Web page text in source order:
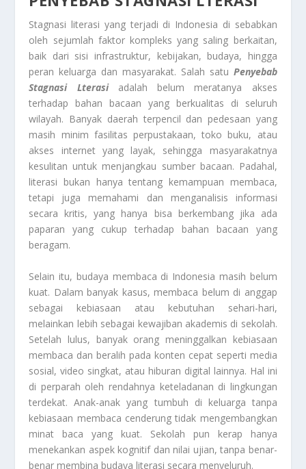
Stagnasi literasi yang terjadi di Indonesia di sebabkan
oleh sejumlah faktor kompleks yang saling berkaitan,
baik dari sisi infrastruktur, kebijakan, budaya, hingga
peran keluarga dan masyarakat. Salah satu Penyebab
Stagnasi Lterasiadalah belum meratanya akses
terhadap bahan bacaan yang berkualitas di seluruh
wilayah. Banyak daerah terpencil dan pedesaan yang
masih minim fasilitas perpustakaan, toko buku, atau
akses internet yang layak, sehingga masyarakatnya
kesulitan untuk menjangkau sumber bacaan. Padahal,
literasi bukan hanya tentang kemampuan membaca,
tetapi juga memahami dan menganalisis informasi
secara kritis, yang hanya bisa berkembang jika ada
paparan yang cukup terhadap bahan bacaan yang
beragam.
Selain itu, budaya membaca di Indonesia masih belum
kuat. Dalam banyak kasus, membaca belum di anggap
sebagai kebiasaan atau kebutuhan sehari-hari,
melainkan lebih sebagai kewajiban akademis di sekolah.
Setelah lulus, banyak orang meninggalkan kebiasaan
membaca dan beralih pada konten cepat seperti media
sosial, video singkat, atau hiburan digital lainnya. Hal ini
di perparah oleh rendahnya keteladanan di lingkungan
terdekat. Anak-anak yang tumbuh di keluarga tanpa
kebiasaan membaca cenderung tidak mengembangkan
minat baca yang kuat. Sekolah pun kerap hanya
menekankan aspek kognitif dan nilai ujian, tanpa benar-
benar membina budaya literasi secara menyeluruh.